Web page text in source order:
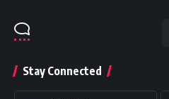
Stay Connected